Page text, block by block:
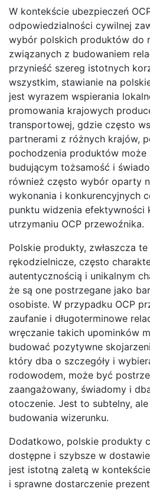
W kontekście ubezpieczeń
odpowiedzialności cywilnej
wybór polskich produktów do
związanych z budowaniem
przynieść szereg istotnych
wszystkim, stawianie na
jest wyrazem wspierania
promowania krajowych
transportowej, gdzie często
partnerami z różnych krajów,
pochodzenia produktów może
budującym tożsamość i
również często wybór oparty
wykonania i konkurencyjnych
punktu widzenia efektywności
utrzymaniu OCP przewoźnika.
Polskie produkty, zwłaszcza
rękodzielnicze, często
autentycznością i unikalnym
że są one postrzegane jako
osobiste. W przypadku OCP
zaufanie i długoterminowe
wręczanie takich upominków
budować pozytywne
który dba o szczegóły i
rodowodem, może być
zaangażowany, świadomy i
otoczenie. Jest to subtelny,
budowania wizerunku.
Dodatkowo, polskie produkty
dostępne i szybsze w
jest istotną zaletą w
i sprawne dostarczenie